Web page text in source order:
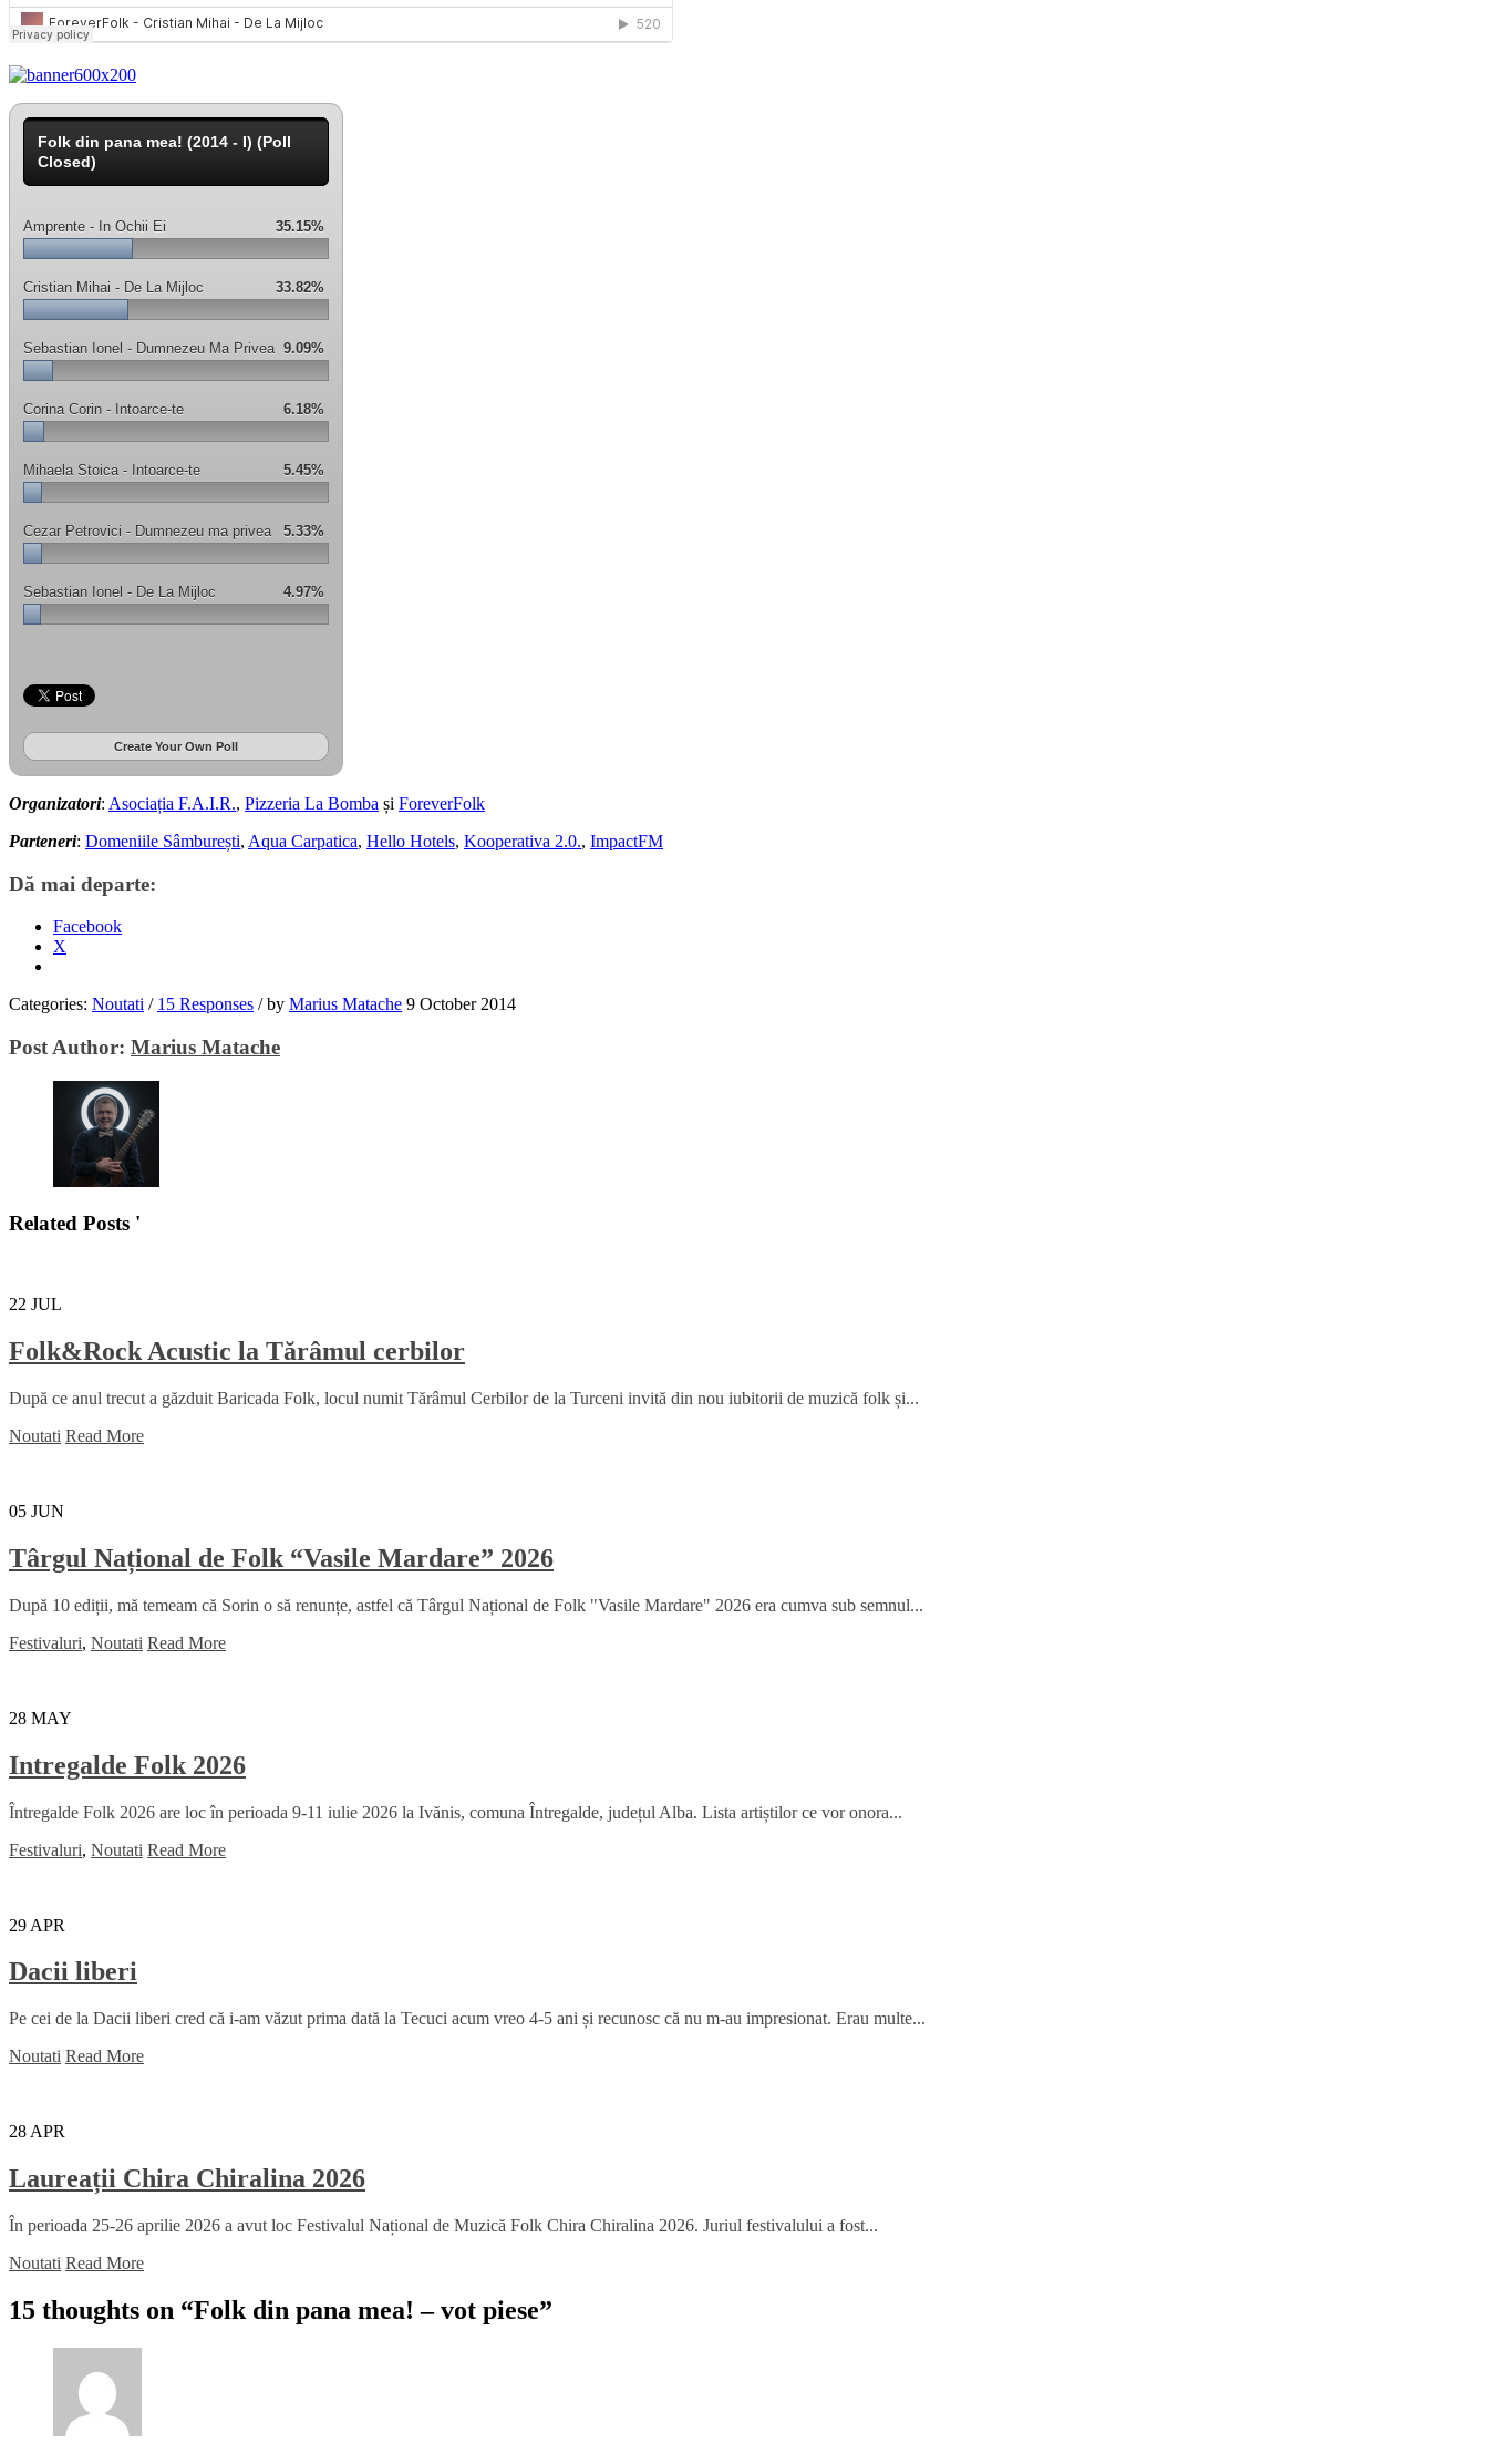
Folk din pana mea! (2014 - I) (Poll
Closed)
Amprente - In Ochii Ei 35.15%
Cristian Mihai - De La Mijloc 33.82%
Sebastian Ionel - Dumnezeu Ma Privea 9.09%
Corina Corin - Intoarce-te 6.18%
Mihaela Stoica - Intoarce-te 5.45%
Cezar Petrovici - Dumnezeu ma privea 5.33%
Sebastian Ionel - De La Mijloc 4.97%
Create Your Own Poll
Organizatori: Asociația F.A.I.R., Pizzeria La Bomba și ForeverFolk
Parteneri: Domeniile Sâmburești, Aqua Carpatica, Hello Hotels, Kooperativa 2.0., ImpactFM
Dă mai departe:
Facebook
X
Categories: Noutati / 15 Responses /by Marius Matache 9 October 2014
Post Author: Marius Matache
Related Posts '
22 JUL
Folk&Rock Acustic la Tărâmul cerbilor
După ce anul trecut a găzduit Baricada Folk, locul numit Tărâmul Cerbilor de la Turceni invită din nou iubitorii de muzică folk și...
Noutati Read More
05 JUN
Târgul Național de Folk “Vasile Mardare” 2026
După 10 ediții, mă temeam că Sorin o să renunțe, astfel că Târgul Național de Folk "Vasile Mardare" 2026 era cumva sub semnul...
Festivaluri, Noutati Read More
28 MAY
Intregalde Folk 2026
Întregalde Folk 2026 are loc în perioada 9-11 iulie 2026 la Ivănis, comuna Întregalde, județul Alba. Lista artiștilor ce vor onora...
Festivaluri, Noutati Read More
29 APR
Dacii liberi
Pe cei de la Dacii liberi cred că i-am văzut prima dată la Tecuci acum vreo 4-5 ani și recunosc că nu m-au impresionat. Erau multe...
Noutati Read More
28 APR
Laureații Chira Chiralina 2026
În perioada 25-26 aprilie 2026 a avut loc Festivalul Național de Muzică Folk Chira Chiralina 2026. Juriul festivalului a fost...
Noutati Read More
15 thoughts on “Folk din pana mea! – vot piese”